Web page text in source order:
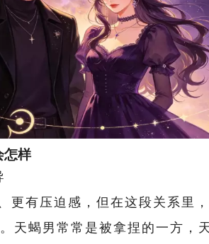
怎样
更有压迫感，但在这段关系里
天蝎男常常是被拿捏的一方，